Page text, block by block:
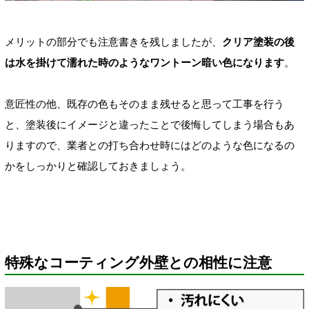
メリットの部分でも注意書きを残しましたが、 クリア塗装の後
は水を掛けて濡れた時のようなワントーン暗い色になります。
意匠性の他、既存の色もそのまま残せると思って工事を行う
と、塗装後にイメージと違ったことで後悔してしまう場合もあ
りますので、業者との打ち合わせ時にはどのような色になるの
かをしっかりと確認しておきましょう。
特殊なコーティング外壁との相性に注意